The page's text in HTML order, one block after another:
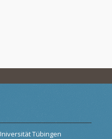
Tübingen